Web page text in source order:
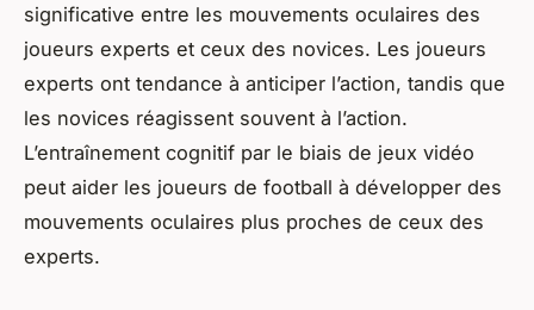
significative entre les mouvements oculaires des
joueurs experts et ceux des novices. Les joueurs
experts ont tendance à anticiper l’action, tandis que
les novices réagissent souvent à l’action.
L’entraînement cognitif par le biais de jeux vidéo
peut aider les joueurs de football à développer des
mouvements oculaires plus proches de ceux des
experts.